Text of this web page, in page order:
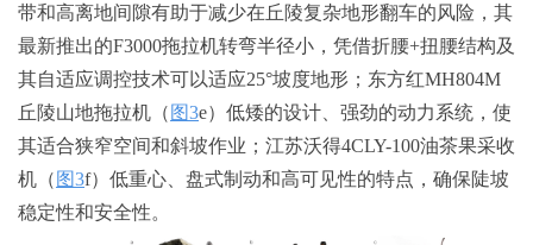
带和高离地间隙有助于减少在丘陵复杂地形翻车的风险，其
最新推出的F3000拖拉机转弯半径小，凭借折腰+扭腰结构及
其自适应调控技术可以适应25°坡度地形；东方红MH804M
丘陵山地拖拉机（ 图3e）低矮的设计、强劲的动力系统，使
其适合狭窄空间和斜坡作业；江苏沃得4CLY-100油茶果采收
机（ 图3f）低重心、盘式制动和高可见性的特点，确保陡坡
稳定性和安全性。